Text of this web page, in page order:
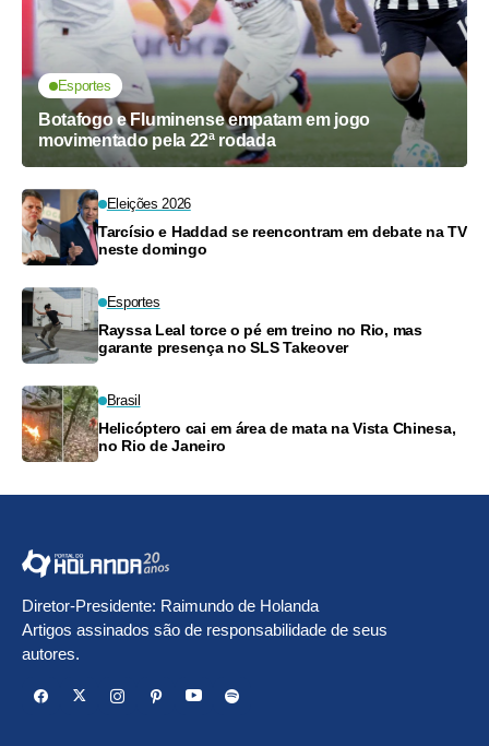
Esportes
Botafogo e Fluminense empatam em jogo
movimentado pela 22ª rodada
Eleições 2026
Tarcísio e Haddad se reencontram em debate na TV
neste domingo
Esportes
Rayssa Leal torce o pé em treino no Rio, mas
garante presença no SLS Takeover
Brasil
Helicóptero cai em área de mata na Vista Chinesa,
no Rio de Janeiro
Diretor-Presidente: Raimundo de Holanda
Artigos assinados são de responsabilidade de seus
autores.